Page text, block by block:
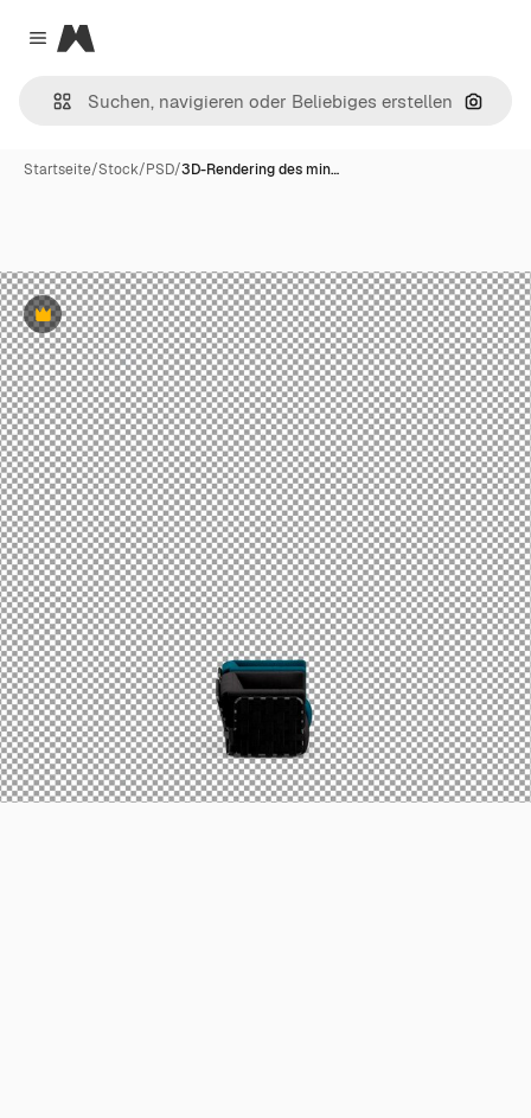
Close menu
Magnific
Nach
Startseite/Stock/PSD/3D-Rendering des min…
Premium